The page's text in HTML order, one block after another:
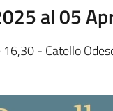
al 05
- Catello